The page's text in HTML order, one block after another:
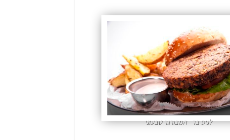
לניס בר - המבורגר טבעוני